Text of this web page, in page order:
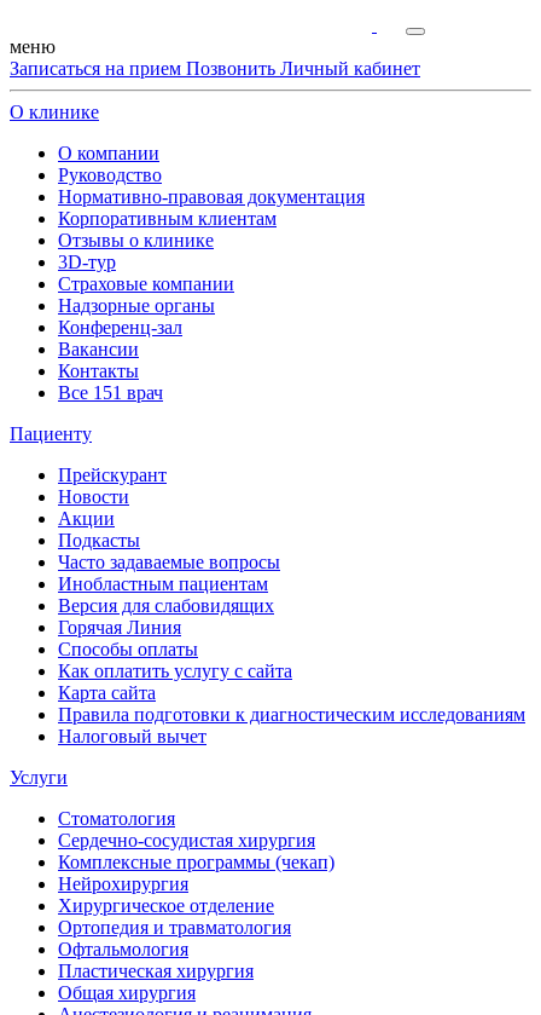
меню
Записаться на прием Позвонить Личный кабинет
О клинике
О компании
Руководство
Нормативно-правовая документация
Корпоративным клиентам
Отзывы о клинике
3D-тур
Страховые компании
Надзорные органы
Конференц-зал
Вакансии
Контакты
Все 151 врач
Пациенту
Прейскурант
Новости
Акции
Подкасты
Часто задаваемые вопросы
Инобластным пациентам
Версия для слабовидящих
Горячая Линия
Способы оплаты
Как оплатить услугу с сайта
Карта сайта
Правила подготовки к диагностическим исследованиям
Налоговый вычет
Услуги
Стоматология
Сердечно-сосудистая хирургия
Комплексные программы (чекап)
Нейрохирургия
Хирургическое отделение
Ортопедия и травматология
Офтальмология
Пластическая хирургия
Общая хирургия